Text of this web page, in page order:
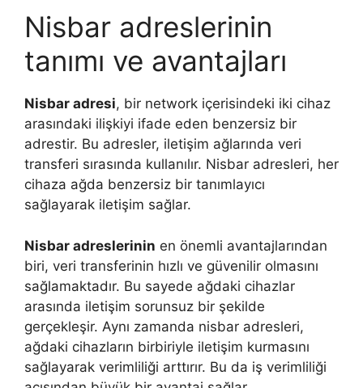
Nisbar adreslerinin
tanımı ve avantajları
Nisbar adresi, bir network içerisindeki iki cihaz
arasındaki ilişkiyi ifade eden benzersiz bir
adrestir. Bu adresler, iletişim ağlarında veri
transferi sırasında kullanılır. Nisbar adresleri, her
cihaza ağda benzersiz bir tanımlayıcı
sağlayarak iletişim sağlar.
Nisbar adreslerinin en önemli avantajlarından
biri, veri transferinin hızlı ve güvenilir olmasını
sağlamaktadır. Bu sayede ağdaki cihazlar
arasında iletişim sorunsuz bir şekilde
gerçekleşir. Aynı zamanda nisbar adresleri,
ağdaki cihazların birbiriyle iletişim kurmasını
sağlayarak verimliliği arttırır. Bu da iş verimliliği